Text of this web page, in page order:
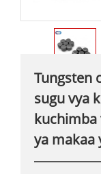
Tungsten
sugu vya
kuchimba
ya makaa